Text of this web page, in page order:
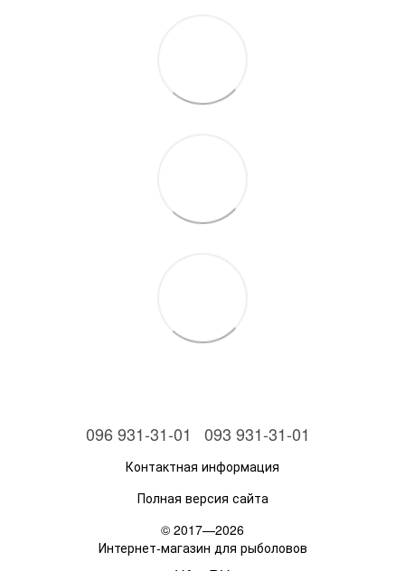
096 931-31-01 093 931-31-01
Контактная информация
Полная версия сайта
© 2017—2026
Интернет-магазин для рыболовов